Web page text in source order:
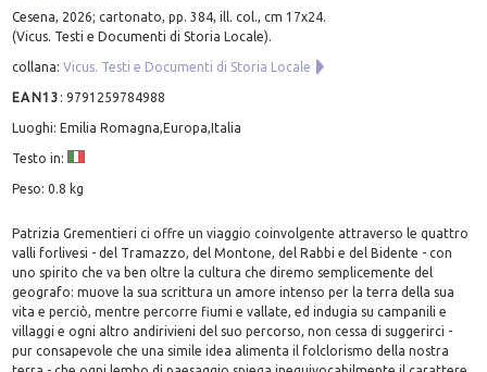
Cesena, 2026; cartonato, pp. 384, ill. col., cm 17x24.
(Vicus. Testi e Documenti di Storia Locale).
collana:Vicus. Testi e Documenti di Storia Locale
EAN13 :9791259784988
Luoghi: Emilia Romagna,Europa,Italia
Testo in:
Peso: 0.8 kg
Patrizia Grementieri ci offre un viaggio coinvolgente attraverso le quattro
valli forlivesi - del Tramazzo, del Montone, del Rabbi e del Bidente - con
uno spirito che va ben oltre la cultura che diremo semplicemente del
geografo: muove la sua scrittura un amore intenso per la terra della sua
vita e perciò, mentre percorre fiumi e vallate, ed indugia su campanili e
villaggi e ogni altro andirivieni del suo percorso, non cessa di suggerirci -
pur consapevole che una simile idea alimenta il folclorismo della nostra